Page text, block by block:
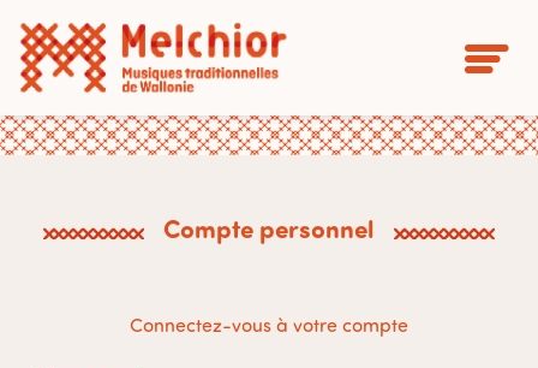
Compte personnel
Connectez-vous à votre compte